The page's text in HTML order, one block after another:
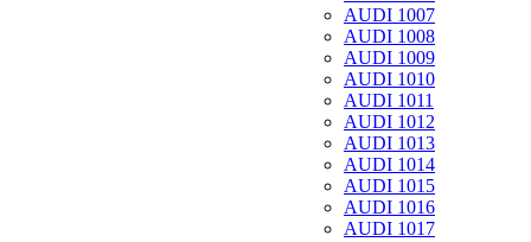
AUDI 1007
AUDI 1008
AUDI 1009
AUDI 1010
AUDI 1011
AUDI 1012
AUDI 1013
AUDI 1014
AUDI 1015
AUDI 1016
AUDI 1017